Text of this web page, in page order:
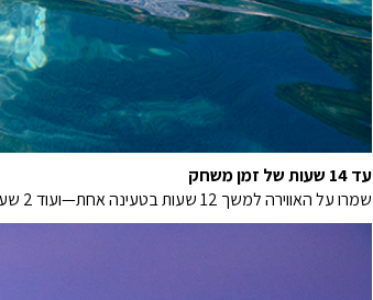
עד 14 שעות של זמן משחק
שמרו על האווירה למשך 12 שעות בטעינה אחת—ועוד 2 שעות נוספות עם Playtime Boost כשהאווירה פשוט טובה מדי כדי להפסיק.